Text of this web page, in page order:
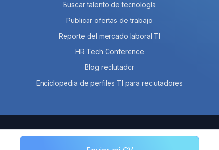
Buscar talento de tecnología
Publicar ofertas de trabajo
Reporte del mercado laboral TI
HR Tech Conference
Blog reclutador
Enciclopedia de perfiles TI para reclutadores
© 2026 Empleos en Línea SAPI de CV